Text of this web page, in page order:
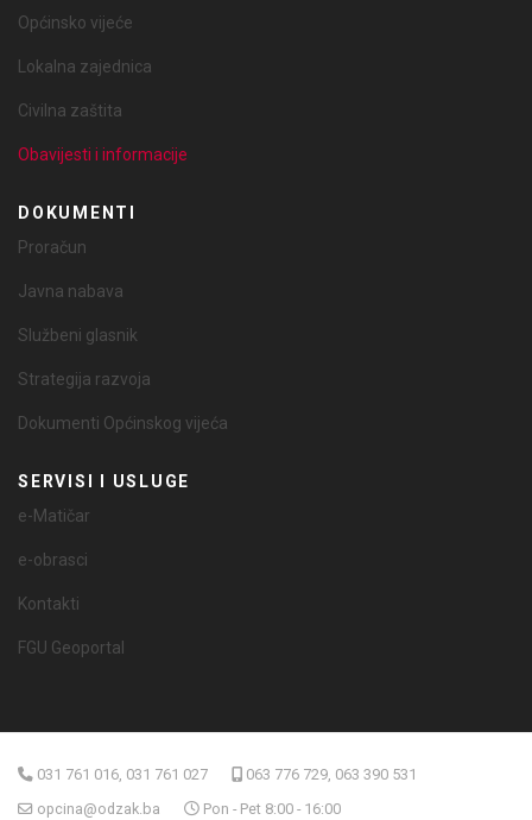
Općinsko vijeće
Lokalna zajednica
Civilna zaštita
Obavijesti i informacije
DOKUMENTI
Proračun
Javna nabava
Službeni glasnik
Strategija razvoja
Dokumenti Općinskog vijeća
SERVISI I USLUGE
e-Matičar
e-obrasci
Kontakti
FGU Geoportal
031 761 016, 031 761 027
063 776 729, 063 390 531
opcina@odzak.ba
Pon - Pet 8:00 - 16:00